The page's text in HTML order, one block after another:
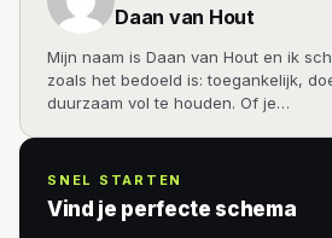
Daan van Hout
Mijn naam is Daan van Hout en ik
zoals het bedoeld is: toegankelijk,
duurzaam vol te houden. Of je…
SNEL STARTEN
Vind je perfecte schema